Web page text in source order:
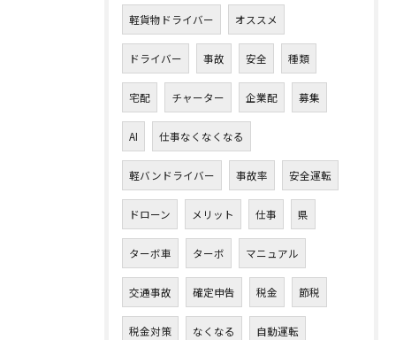
軽貨物ドライバー オススメ
ドライバー 事故 安全 種類
宅配 チャーター 企業配 募集
AI 仕事なくなくなる
軽バンドライバー 事故率 安全運転
ドローン メリット 仕事 県
ターボ車 ターボ マニュアル
交通事故 確定申告 税金 節税
税金対策 なくなる 自動運転